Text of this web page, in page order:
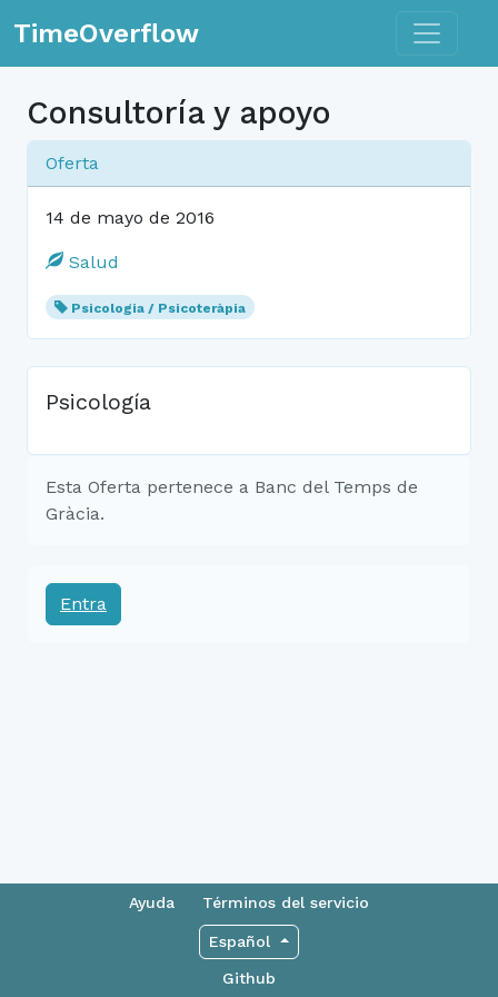
TimeOverflow Toggle
Consultoría y apoyo
Oferta
14 de mayo de 2016
Salud
Psicologia / Psicoteràpia
Psicología
Esta Oferta pertenece a Banc del Temps de
Gràcia.
Entra
Ayuda Términos del servicio
Español
Github